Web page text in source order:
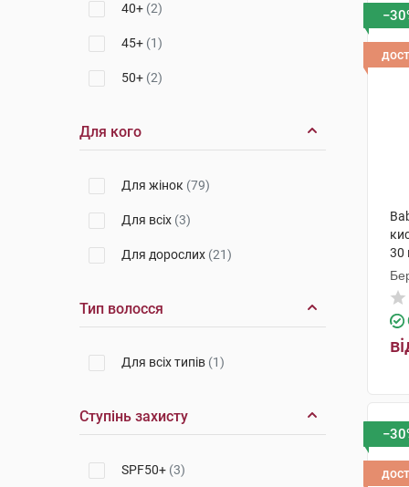
40+ (2)
45+ (1)
50+ (2)
Для кого
Для жінок (79)
Для всіх (3)
Для дорослих (21)
Тип волосся
Для всіх типів (1)
Ступінь захисту
SPF50+ (3)
30